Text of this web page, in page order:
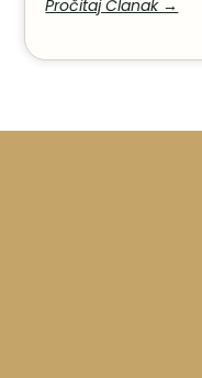
Pročitaj Članak →